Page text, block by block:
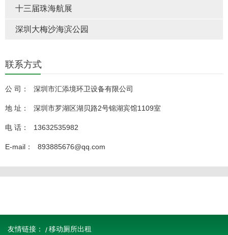
十三届珠海航展
深圳大梅沙海滨公园
联系方式
公 司： 深圳市汇添境环卫设备有限公司
地 址： 深圳市罗湖区湖贝路2号锦湖宾馆1109室
电 话： 13632535982
E-mail： 893885676@qq.com
友情链接： 移动厕所出租